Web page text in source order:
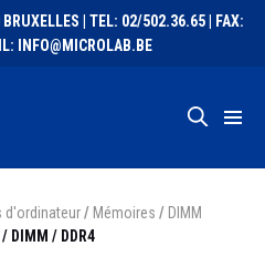
| TEL: 02/502.36.65 | FAX:
INFO@MICROLAB.BE
d'ordinateur/ Mémoires / DIMM
DIMM / DDR4